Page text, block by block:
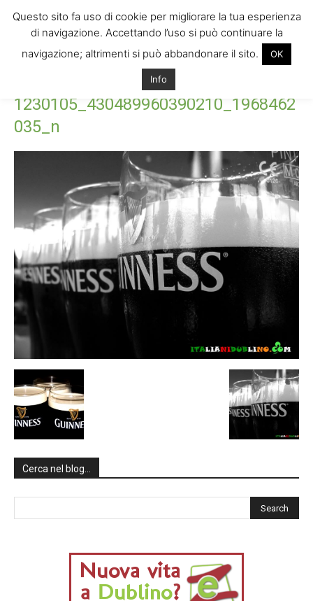
1230105_430489960390210_1968462035_n
1230105_430489960390210_1968462035_n
1230105_430489960390210_1968462
035_n
Cerca nel blog…
Questo sito fa uso di cookie per migliorare la tua esperienza
di navigazione. Accettando l’uso si può continuare la
navigazione; altrimenti si può abbandonare il sito.
OK
Info